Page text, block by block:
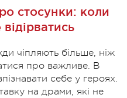
стосунки: коли
чіпляють більше, ніж
про важливе. В
себе у героях.
на драми, які не